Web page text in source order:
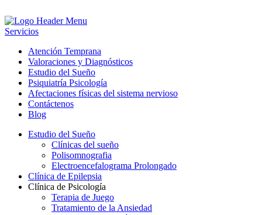
Servicios
Atención Temprana
Valoraciones y Diagnósticos
Estudio del Sueño
Psiquiatría Psicología
Afectaciones físicas del sistema nervioso
Contáctenos
Blog
Estudio del Sueño
Clínicas del sueño
Polisomnografia
Electroencefalograma Prolongado
Clínica de Epilepsia
Clínica de Psicología
Terapia de Juego
Tratamiento de la Ansiedad